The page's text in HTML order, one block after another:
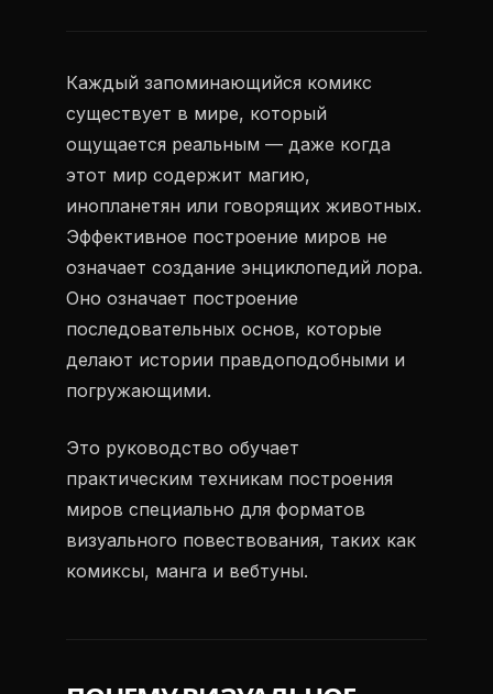
Каждый запоминающийся комикс
существует в мире, который
ощущается реальным — даже когда
этот мир содержит магию,
инопланетян или говорящих животных.
Эффективное построение миров не
означает создание энциклопедий лора.
Оно означает построение
последовательных основ, которые
делают истории правдоподобными и
погружающими.
Это руководство обучает
практическим техникам построения
миров специально для форматов
визуального повествования, таких как
комиксы, манга и вебтуны.